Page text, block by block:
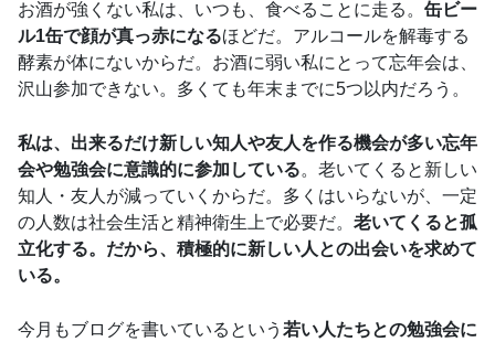
お酒が強くない私は、いつも、食べることに走る。 缶ビー
ル1缶で顔が真っ赤になるほどだ。アルコールを解毒する
酵素が体にないからだ。お酒に弱い私にとって忘年会は、
沢山参加できない。多くても年末までに5つ以内だろう。
私は、出来るだけ新しい知人や友人を作る機会が多い忘年
会や勉強会に意識的に参加している。老いてくると新しい
知人・友人が減っていくからだ。多くはいらないが、一定
の人数は社会生活と精神衛生上で必要だ。 老いてくると孤
立化する。だから、積極的に新しい人との出会いを求めて
いる。
今月もブログを書いているという 若い人たちとの勉強会に